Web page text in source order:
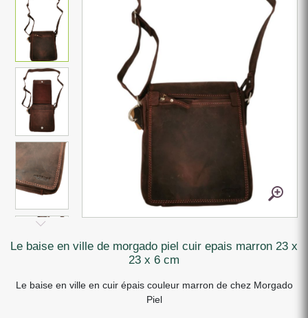
le baise en ville de morgado piel cuir epais marron 23 x
23 x 6 cm
Le baise en ville en cuir épais couleur marron de chez Morgado
Piel